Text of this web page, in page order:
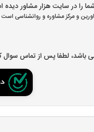
هزار مشاور دیده ام و کد «مشاور-
و مرکز مشاوره و روانشناسی است
باشد، لطفا پس از تماس سوال